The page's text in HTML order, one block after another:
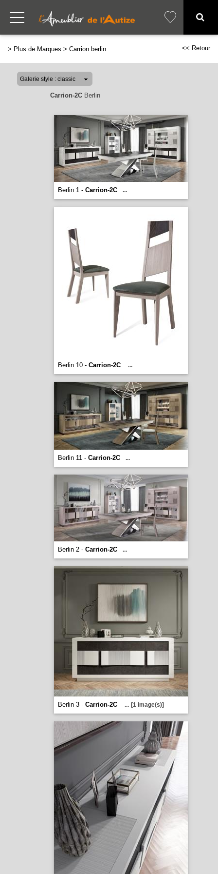
> Plus de Marques > Carrion berlin << Retour
Carrion-2CBerlin
Berlin 1 - Carrion-2C ...
Berlin 10 - Carrion-2C ...
Berlin 11 - Carrion-2C ...
Berlin 2 - Carrion-2C ...
Berlin 3 - Carrion-2C ... [1 image(s)]